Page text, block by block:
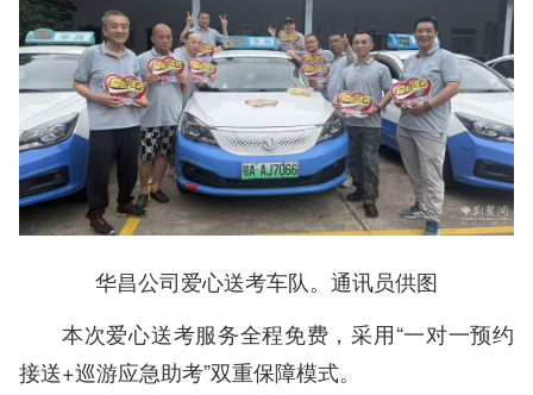
华昌公司爱心送考车队。通讯员供图
本次爱心送考服务全程免费，采用“一对一预约
接送+巡游应急助考”双重保障模式。